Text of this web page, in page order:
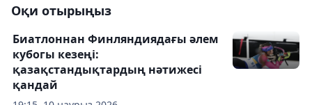
Оқи отырыңыз
Биатлоннан Финляндиядағы әлем
кубогы кезеңі:
қазақстандықтардың нәтижесі
қандай